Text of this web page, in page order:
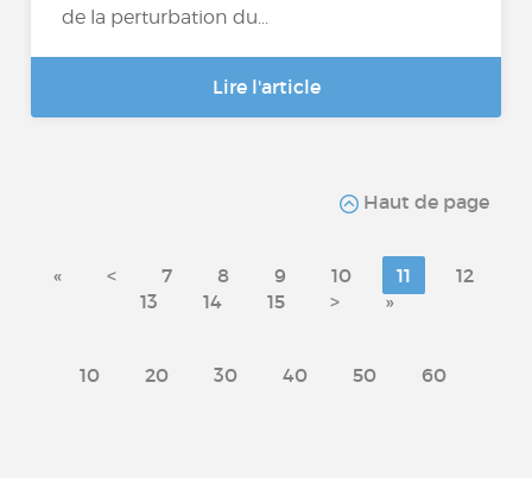
de la perturbation du...
Lire l'article
Haut de page
« < 7 8 9 10 11
12
13
14 15 > »
10 20 30 40 50 60